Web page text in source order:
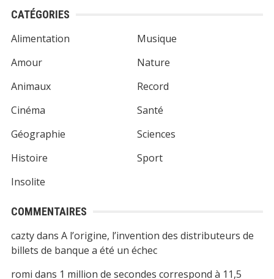
CATÉGORIES
Alimentation
Amour
Animaux
Cinéma
Géographie
Histoire
Insolite
Musique
Nature
Record
Santé
Sciences
Sport
COMMENTAIRES
caztydans A l’origine, l’invention des distributeurs de
billets de banque a été un échec
romi dans 1 million de secondes correspond à 11,5